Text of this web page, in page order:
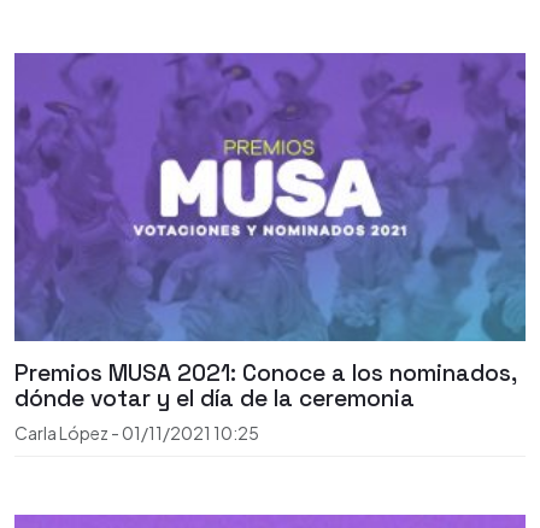
Premios MUSA 2021: Conoce a los nominados,
dónde votar y el día de la ceremonia
Carla López - 01/11/2021 10:25